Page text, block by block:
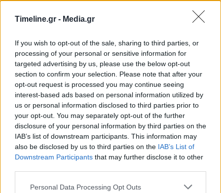
Timeline.gr - Media.gr
If you wish to opt-out of the sale, sharing to third parties, or
processing of your personal or sensitive information for
targeted advertising by us, please use the below opt-out
section to confirm your selection. Please note that after your
opt-out request is processed you may continue seeing
interest-based ads based on personal information utilized by
us or personal information disclosed to third parties prior to
your opt-out. You may separately opt-out of the further
disclosure of your personal information by third parties on the
IAB’s list of downstream participants. This information may
also be disclosed by us to third parties on the IAB’s List of
Downstream Participants that may further disclose it to other
Personal Data Processing Opt Outs
εφησυχασμός θα
εστίες μετάδοσης
την τηλεργασία σύμφωνα
με εγκύκλιο του
Μπορεί επίσης να σε ενδιαφέρει
ΕΛΛΆΔΑ
Στο 11,2% μειώθηκε η
ΕΛΛΆΔΑ
Απεργία ΠΝΟ –